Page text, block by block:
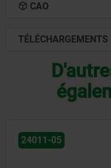
CAO
TÉLÉCHARGEMENTS
24010